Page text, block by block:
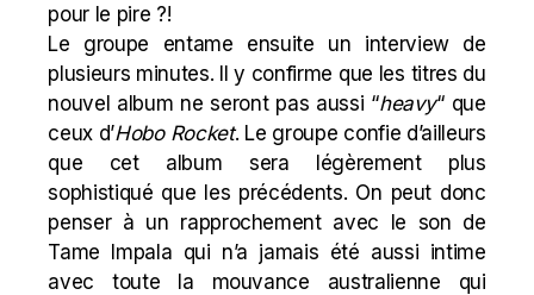
pour le pire ?!
Le groupe entame ensuite un interview de
plusieurs minutes. Il y confirme que les titres du
nouvel album ne seront pas aussi “heavy“ que
ceux d’Hobo Rocket. Le groupe confie d’ailleurs
que cet album sera légèrement plus
sophistiqué que les précédents. On peut donc
penser à un rapprochement avec le son de
Tame Impala qui n’a jamais été aussi intime
avec toute la mouvance australienne qui